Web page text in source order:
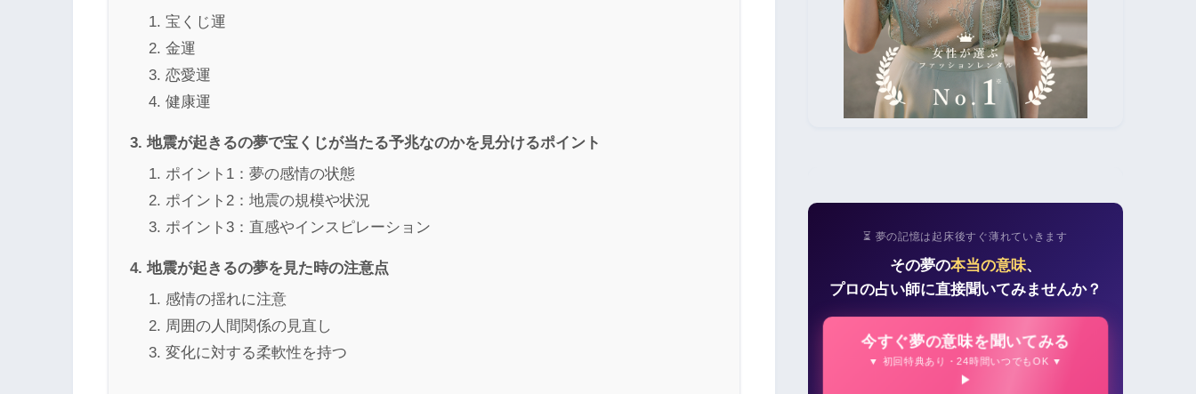
宝くじ運
金運
恋愛運
健康運
地震が起きるの夢で宝くじが当たる予兆なのかを見分けるポイント
ポイント1：夢の感情の状態
ポイント2：地震の規模や状況
ポイント3：直感やインスピレーション
地震が起きるの夢を見た時の注意点
感情の揺れに注意
周囲の人間関係の見直し
変化に対する柔軟性を持つ
⏳ 夢の記憶は起床後すぐ薄れていきます
その夢の本当の意味、
プロの占い師に直接聞いてみませんか？
今すぐ夢の意味を聞いてみる
▼ 初回特典あり・24時間いつでもOK ▼